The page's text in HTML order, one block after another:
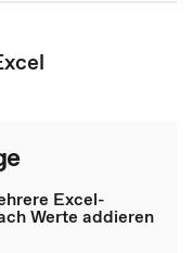
Excel-
Werte addieren